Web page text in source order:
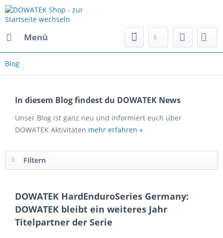
Menü
Blog
In diesem Blog findest du DOWATEK News
Unser Blog ist ganz neu und informiert euch über
DOWATEK Aktivitäten mehr erfahren »
Filtern
DOWATEK HardEnduroSeries Germany:
DOWATEK bleibt ein weiteres Jahr
Titelpartner der Serie